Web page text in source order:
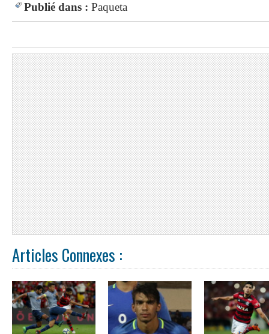
Publié dans : Paqueta
Articles Connexes :